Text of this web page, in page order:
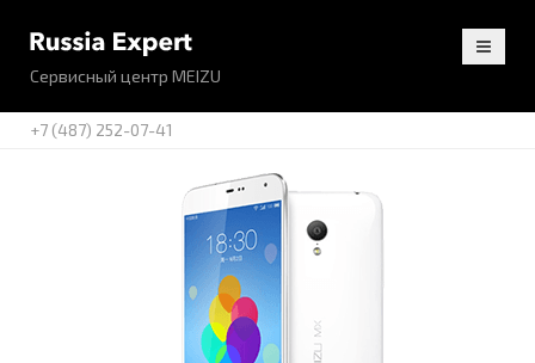
Сервисный центр MEIZU
+7 (487) 252-07-41